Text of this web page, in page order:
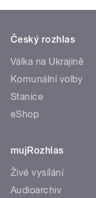
Český rozhlas
Válka na Ukrajině
Komunální volby
Stanice
eShop
mujRozhlas
Živé vysílání
Audioarchiv